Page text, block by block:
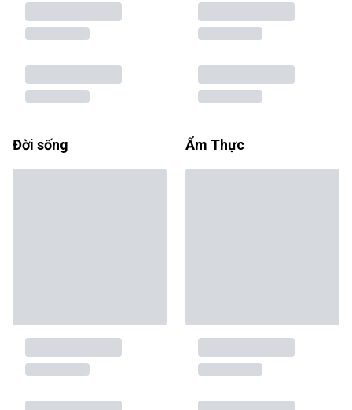
Đời sống Ẩm Thực